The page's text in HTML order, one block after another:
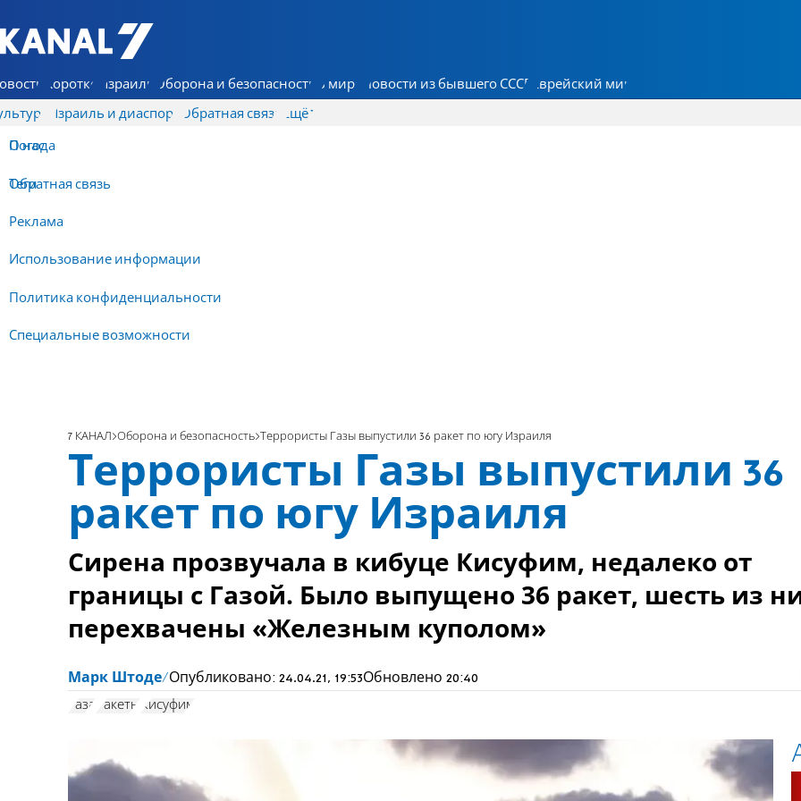
7 КАНАЛ - Аруц Шева
Коротко Израиль Оборона и безопасность В мире Новости из бывшего СССР Еврейский мир
Израиль и диаспора Обратная связь
О нас
Обратная связь
Реклама
Использование информации
Политика конфиденциальности
Специальные возможности
Ещё
Погода
Теги
7 КАНАЛ Оборона и безопасность Террористы Газы выпустили 36 ракет по югу Израиля
Террористы Газы выпустили 36
ракет по югу Израиля
Сирена прозвучала в кибуце Кисуфим, недалеко от
границы с Газой. Было выпущено 36 ракет, шесть из
перехвачены «Железным куполом»
Марк Штоде Опубликовано: 24.04.21, 19:53Обновлено 20:40
Газа Ракеты Кисуфим